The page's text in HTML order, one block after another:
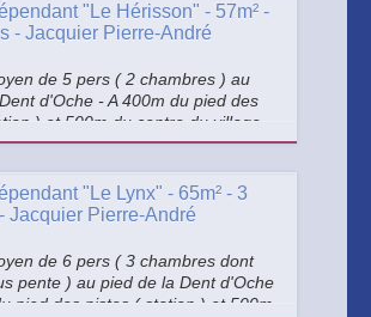
"Le Hérisson" - 57m² -
- Jacquier Pierre-André
de 5 pers ( 2 chambres ) au
d'Oche - A 400m du pied des
) et 500m du centre du village
"Le Lynx" - 65m² - 3
Jacquier Pierre-André
de 6 pers ( 3 chambres dont
pente ) au pied de la Dent d'Oche
pied des pistes ( station ) et 500m